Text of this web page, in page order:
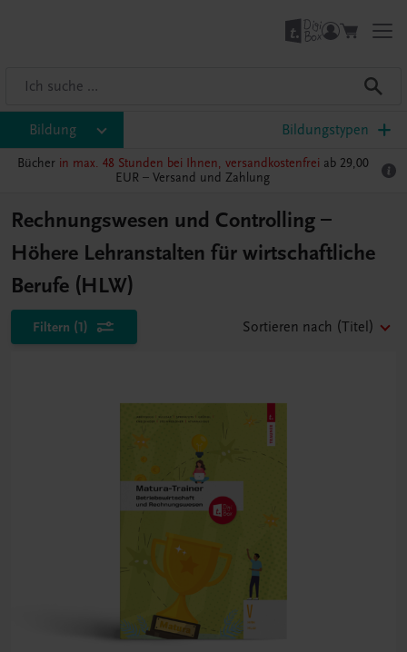
Bildung Bildungstypen
Bücher in max. 48 Stunden bei Ihnen, versandkostenfrei ab 29,00
EUR – Versand und Zahlung
Rechnungswesen und Controlling –
Höhere Lehranstalten für wirtschaftliche
Berufe (HLW)
Filtern (1) Sortieren nach (Titel)